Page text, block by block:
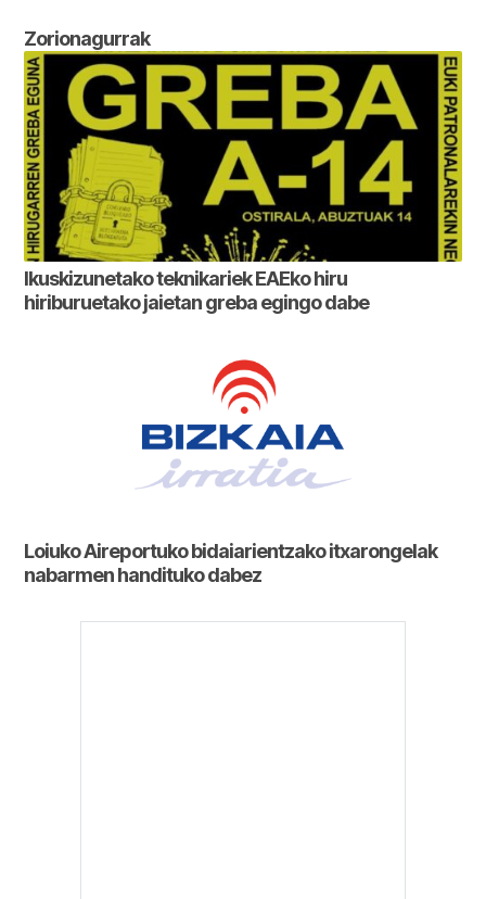
Zorionagurrak
Ikuskizunetako teknikariek EAEko hiru
hiriburuetako jaietan greba egingo dabe
Loiuko Aireportuko bidaiarientzako itxarongelak
nabarmen handituko dabez